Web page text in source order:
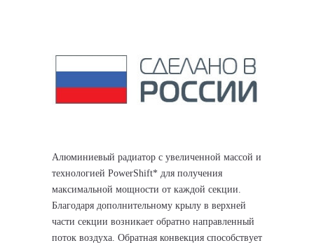
Алюминиевый радиатор с увеличенной массой и
технологией PowerShift* для получения
максимальной мощности от каждой секции.
Благодаря дополнительному крылу в верхней
части секции возникает обратно направленный
поток воздуха. Обратная конвекция способствует